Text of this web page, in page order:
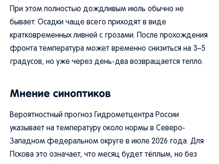
При этом полностью дождливым июль обычно не
бывает. Осадки чаще всего приходят в виде
кратковременных ливней с грозами. После прохождения
фронта температура может временно снизиться на 3–5
градусов, но уже через день-два возвращается тепло.
Мнение синоптиков
Вероятностный прогноз Гидрометцентра России
указывает на температуру около нормы в Северо-
Западном федеральном округе в июле 2026 года. Для
Пскова это означает, что месяц будет тёплым, но без